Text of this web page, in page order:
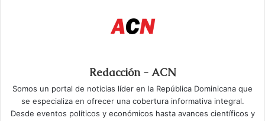
Redacción - ACN
Somos un portal de noticias líder en la República Dominicana que
se especializa en ofrecer una cobertura informativa integral.
Desde eventos políticos y económicos hasta avances científicos y